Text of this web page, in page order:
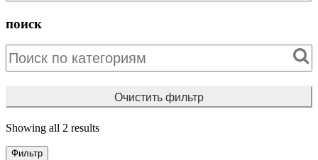
поиск
Очистить фильтр
Showing all 2 results
Фильтр